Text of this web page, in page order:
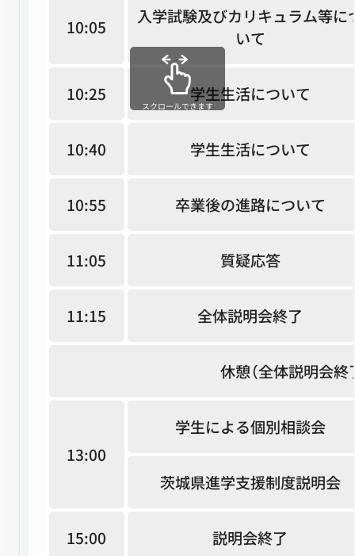
10:05
入学試験及びカリキュラム等に
いて
10:25 学生生活について
10:40 学生生活について
10:55 卒業後の進路について
11:05 質疑応答
11:15 全体説明会終了
休憩（全体説明会終
13:00
学生による個別相談会
茨城県進学支援制度説明会
15:00 説明会終了
スクロールできます